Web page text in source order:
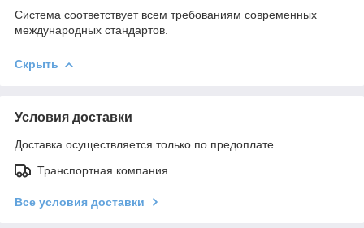
Система соответствует всем требованиям современных
международных стандартов.
Скрыть
Условия доставки
Доставка осуществляется только по предоплате.
Транспортная компания
Все условия доставки